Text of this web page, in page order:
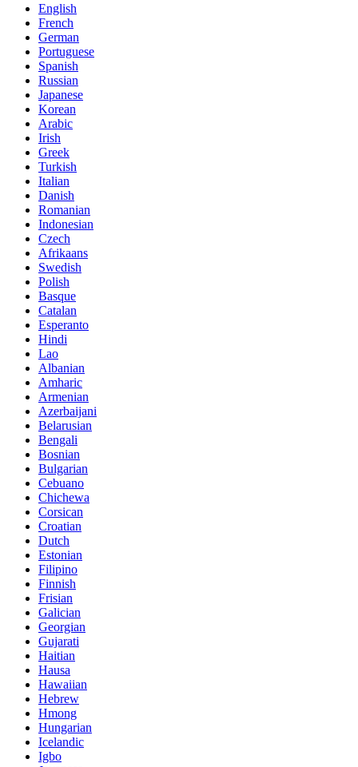
English
French
German
Portuguese
Spanish
Russian
Japanese
Korean
Arabic
Irish
Greek
Turkish
Italian
Danish
Romanian
Indonesian
Czech
Afrikaans
Swedish
Polish
Basque
Catalan
Esperanto
Hindi
Lao
Albanian
Amharic
Armenian
Azerbaijani
Belarusian
Bengali
Bosnian
Bulgarian
Cebuano
Chichewa
Corsican
Croatian
Dutch
Estonian
Filipino
Finnish
Frisian
Galician
Georgian
Gujarati
Haitian
Hausa
Hawaiian
Hebrew
Hmong
Hungarian
Icelandic
Igbo